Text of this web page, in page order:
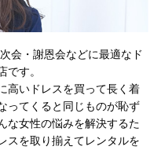
会・謝恩会などに最適なド
です。
高いドレスを買って長く着
ってくると同じものが恥ず
な女性の悩みを解決するた
スを取り揃えてレンタルを